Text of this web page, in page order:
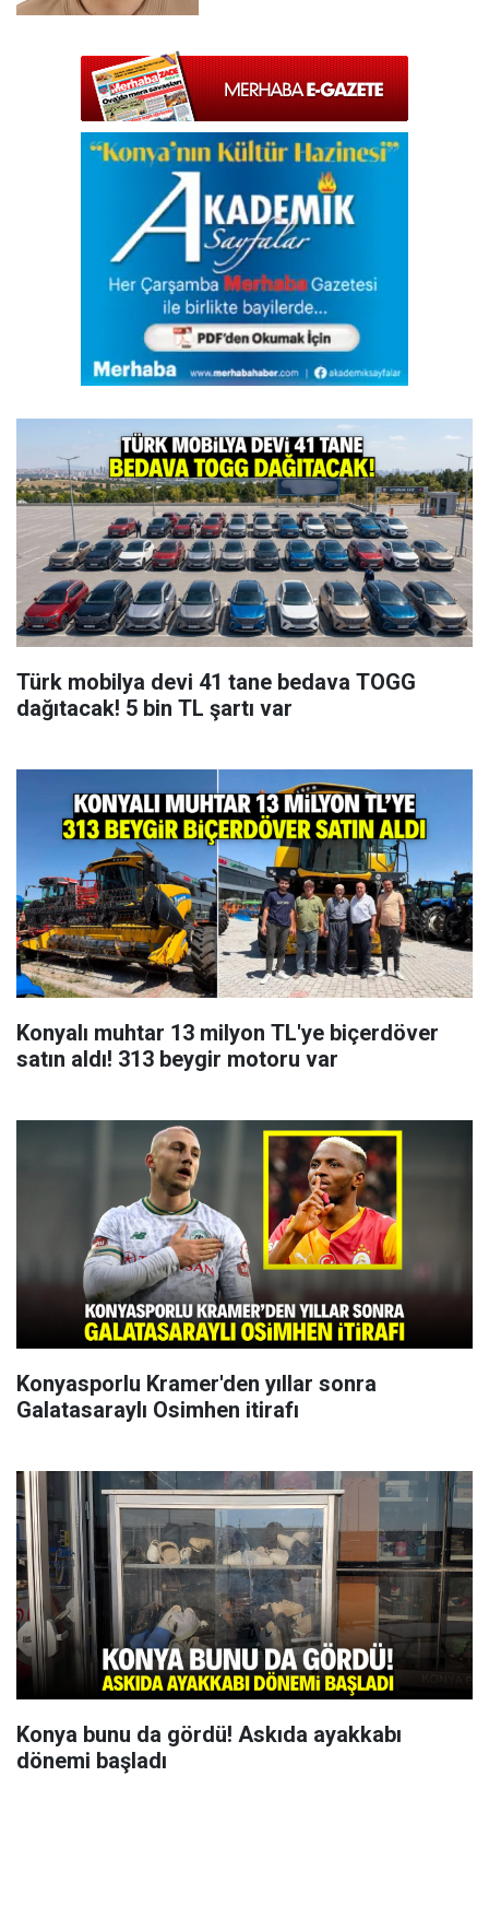
Türk mobilya devi 41 tane bedava TOGG
dağıtacak! 5 bin TL şartı var
Konyalı muhtar 13 milyon TL'ye biçerdöver
satın aldı! 313 beygir motoru var
Konyasporlu Kramer'den yıllar sonra
Galatasaraylı Osimhen itirafı
Konya bunu da gördü! Askıda ayakkabı
dönemi başladı